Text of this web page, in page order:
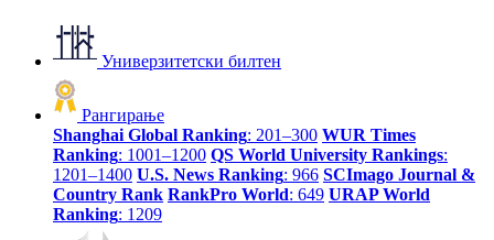
Универзитетски билтен
Рангирање
Shanghai Global Ranking: 201–300 WUR Times
Ranking: 1001–1200 QS World University Rankings:
1201–1400 U.S. News Ranking: 966 SCImago Journal &
Country Rank RankPro World: 649 URAP World
Ranking: 1209